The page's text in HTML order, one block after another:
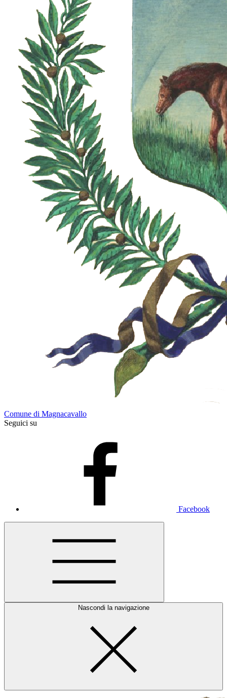
Comune di Magnacavallo
Seguici su
Facebook
Nascondi la navigazione